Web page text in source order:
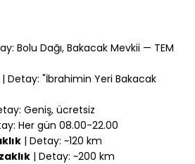
Bolu Dağı, Bakacak Mevkii — TEM
| Detay: "İbrahimin Yeri Bakacak
Geniş, ücretsiz
Her gün 08.00-22.00
| Detay: ~120 km
| Detay: ~200 km